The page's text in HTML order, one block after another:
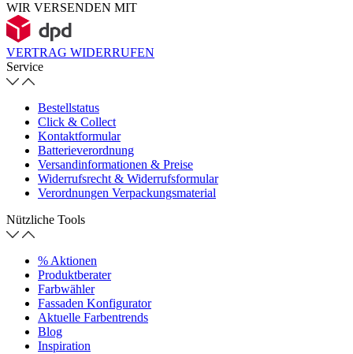
WIR VERSENDEN MIT
VERTRAG WIDERRUFEN
Service
Bestellstatus
Click & Collect
Kontaktformular
Batterieverordnung
Versandinformationen & Preise
Widerrufsrecht & Widerrufsformular
Verordnungen Verpackungsmaterial
Nützliche Tools
% Aktionen
Produktberater
Farbwähler
Fassaden Konfigurator
Aktuelle Farbentrends
Blog
Inspiration